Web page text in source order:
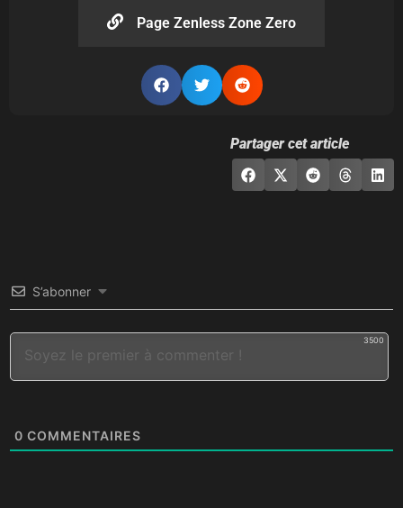
Page Zenless Zone Zero
Partager cet article
S’abonner
3500
0 COMMENTAIRES